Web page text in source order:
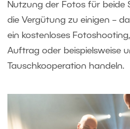
Nutzung der Fotos für beide
die Vergütung zu einigen –
ein kostenloses
Auftrag oder beispielsweise
Tauschkooperation handeln.